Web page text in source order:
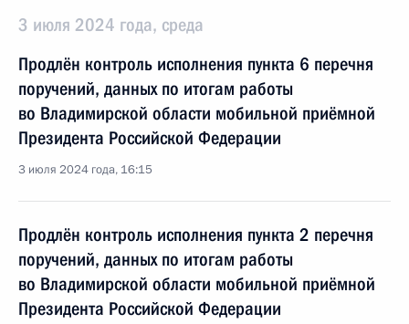
3 июля 2024 года, среда
Продлён контроль исполнения пункта 6 перечня
поручений, данных по итогам работы
во Владимирской области мобильной приёмной
Президента Российской Федерации
3 июля 2024 года, 16:15
Продлён контроль исполнения пункта 2 перечня
поручений, данных по итогам работы
во Владимирской области мобильной приёмной
Президента Российской Федерации